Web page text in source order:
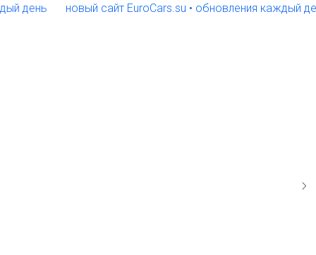
новый сайт EuroCars.su • обновления каждый день